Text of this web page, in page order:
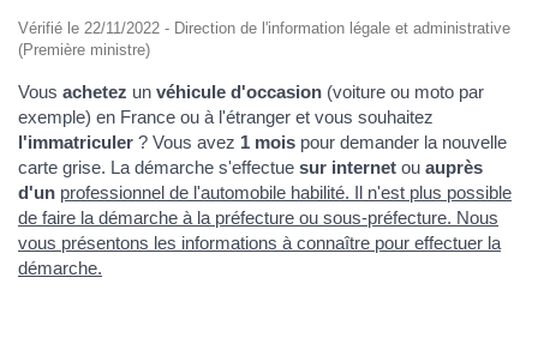
Vérifié le 22/11/2022 - Direction de l'information légale et administrative
(Première ministre)
Vous achetez un véhicule d'occasion (voiture ou moto par
exemple) en France ou à l'étranger et vous souhaitez
l'immatriculer ? Vous avez 1 mois pour demander la nouvelle
carte grise. La démarche s'effectue sur internet ou auprès
d'un professionnel de l'automobile habilité. Il n'est plus possible
de faire la démarche à la préfecture ou sous-préfecture. Nous
vous présentons les informations à connaître pour effectuer la
démarche.